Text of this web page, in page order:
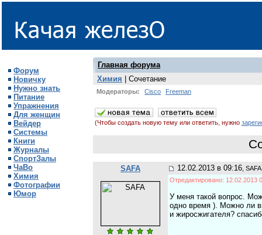
Форум
Новичку
Нужно знать
Питание
Упражнения
Для женщин
Вейдер
Системы
Книги
Журналы
СпортЗалы
ЧаВо
Химия
Фотографии
Юмор
Главная форума
Химия | Сочетание
Модераторы: Cisco Freeman
(Чтобы создать новую тему или ответить, нужно
SAFA 12.02.2013 в 09:16 , SAFA
Отредактировано: 12.02.2013
У меня такой вопрос.
одно время ). Можно ли
и жиросжигателя?